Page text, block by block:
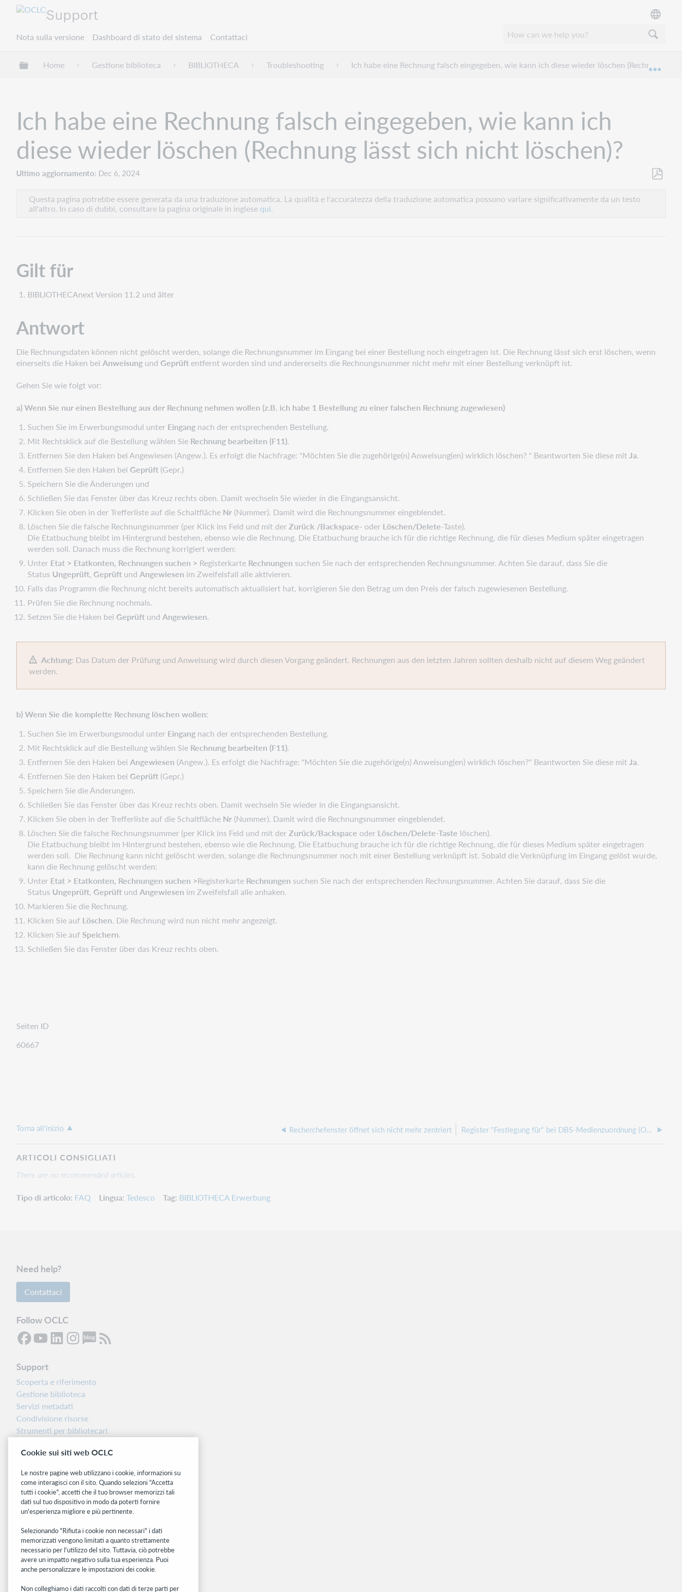
Support
Nota sulla versione Dashboard di stato del sistema Contattaci
Espandi/comprimi la gerarchia globale
Home Gestione biblioteca BIBLIOTHECA Troubleshooting Ich habe eine Rechnung falsch eingegeben, wie kann ich diese wieder löschen (Rechnung
Ich habe eine Rechnung falsch eingegeben, wie kann ich
diese wieder löschen (Rechnung lässt sich nicht löschen)?
Ultimo aggiornamento Dec 6, 2024
Questa pagina potrebbe essere generata da una traduzione automatica. La qualità e l'accuratezza della traduzione automatica possono variare significativamente da un testo
all'altro. In caso di dubbi, consultare la pagina originale in inglese qui.
Gilt für
BIBLIOTHECAnext Version 11.2 und älter
Antwort
Die Rechnungsdaten können nicht gelöscht werden, solange die Rechnungsnummer im Eingang bei einer Bestellung noch eingetragen ist. Die Rechnung lässt sich erst löschen, wenn
einerseits die Haken bei Anweisung und Geprüft entfernt worden sind und andererseits die Rechnungsnummer nicht mehr mit einer Bestellung verknüpft ist.
Gehen Sie wie folgt vor:
a) Wenn Sie nur einen Bestellung aus der Rechnung nehmen wollen (z.B. ich habe 1 Bestellung zu einer falschen Rechnung zugewiesen)
Suchen Sie im Erwerbungsmodul unter Eingang nach der entsprechenden Bestellung.
Mit Rechtsklick auf die Bestellung wählen Sie Rechnung bearbeiten (F11).
Entfernen Sie den Haken bei Angewiesen (Angew.). Es erfolgt die Nachfrage: "Möchten Sie die zugehörige(n) Anweisung(en) wirklich löschen? " Beantworten Sie diese mitJa.
Entfernen Sie den Haken beiGeprüft (Gepr.)
Speichern Sie die Änderungen und
Schließen Sie das Fenster über das Kreuz rechts oben. Damit wechseln Sie wieder in die Eingangsansicht.
Klicken Sie oben in der Trefferliste auf die Schaltfläche Nr (Nummer). Damit wird die Rechnungsnummer eingeblendet.
Löschen Sie die falsche Rechnungsnummer (per Klick ins Feld und mit derZurück /Backspace- oder Löschen/Delete-Taste).
Die Etatbuchung bleibt im Hintergrund bestehen, ebenso wie die Rechnung. Die Etatbuchung brauche ich für die richtige Rechnung, die für dieses Medium später eingetragen
werden soll. Danach muss die Rechnung korrigiert werden:
Unter Etat > Etatkonten, Rechnungen suchen > Registerkarte Rechnungen suchen Sie nach der entsprechenden Rechnungsnummer. Achten Sie darauf, dass Sie die
Status Ungeprüft,Geprüft undAngewiesen im Zweifelsfall alle aktivieren.
Falls das Programm die Rechnung nicht bereits automatisch aktualisiert hat, korrigieren Sie den Betrag um den Preis der falsch zugewiesenen Bestellung.
Prüfen Sie die Rechnung nochmals.
Setzen Sie die Haken beiGeprüft undAngewiesen.
Achtung: Das Datum der Prüfung und Anweisung wird durch diesen Vorgang geändert. Rechnungen aus den letzten Jahren sollten deshalb nicht auf diesem Weg geändert
werden.
b) Wenn Sie die komplette Rechnung löschen wollen:
Suchen Sie im Erwerbungsmodul unter Eingang nach der entsprechenden Bestellung.
Mit Rechtsklick auf die Bestellung wählen Sie Rechnung bearbeiten (F11).
Entfernen Sie den Haken beiAngewiesen (Angew.). Es erfolgt die Nachfrage: "Möchten Sie die zugehörige(n) Anweisung(en) wirklich löschen?" Beantworten Sie diese mitJa.
Entfernen Sie den Haken beiGeprüft (Gepr.)
Speichern Sie die Änderungen.
Schließen Sie das Fenster über das Kreuz rechts oben. Damit wechseln Sie wieder in die Eingangsansicht.
Klicken Sie oben in der Trefferliste auf die Schaltfläche Nr (Nummer). Damit wird die Rechnungsnummer eingeblendet.
Löschen Sie die falsche Rechnungsnummer (per Klick ins Feld und mit derZurück/Backspace oder Löschen/Delete-Taste löschen).
Die Etatbuchung bleibt im Hintergrund bestehen, ebenso wie die Rechnung. Die Etatbuchung brauche ich für die richtige Rechnung, die für dieses Medium später eingetragen
werden soll. Die Rechnung kann nicht gelöscht werden, solange die Rechnungsnummer noch mit einer Bestellung verknüpft ist. Sobald die Verknüpfung im Eingang gelöst wurde,
kann die Rechnung gelöscht werden:
Unter Etat > Etatkonten, Rechnungen suchen >Registerkarte Rechnungen suchen Sie nach der entsprechenden Rechnungsnummer. Achten Sie darauf, dass Sie die
Status Ungeprüft,Geprüft undAngewiesen im Zweifelsfall alle anhaken.
Markieren Sie die Rechnung.
Klicken Sie auf Löschen. Die Rechnung wird nun nicht mehr angezeigt.
Klicken Sie auf Speichern.
Schließen Sie das Fenster über das Kreuz rechts oben.
Seiten ID
60667
Torna all'inizio Recherchefenster öffnet sich nicht mehr zentriert Register "Festlegung für" bei DBS-Medienzuordnung (Oracle)
ARTICOLI CONSIGLIATI
There are no recommended articles.
Tipo di articolo FAQ Lingua Tedesco Tag BIBLIOTHECA Erwerbung
Need help?
Contattaci
Follow OCLC
Support
Scoperta e riferimento
Gestione biblioteca
Servizi metadati
Condivisione risorse
Strumenti per bibliotecari
Dashboard di stato del sistema
Siti correlati
OCLC.org
BibFormats
Community
Ricerca
WebJunction
Rete sviluppatori
Cookie sui siti web OCLC
Le nostre pagine web utilizzano i cookie, informazioni su
come interagisci con il sito. Quando selezioni "Accetta
tutti i cookie", accetti che il tuo browser memorizzi tali
dati sul tuo dispositivo in modo da poterti fornire
un'esperienza migliore e più pertinente.
Selezionando "Rifiuta i cookie non necessari" i dati
memorizzati vengono limitati a quanto strettamente
necessario per l'utilizzo del sito. Tuttavia, ciò potrebbe
avere un impatto negativo sulla tua esperienza. Puoi
anche personalizzare le impostazioni dei cookie.
Non colleghiamo i dati raccolti con dati di terze parti per